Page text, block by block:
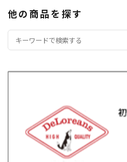
他の商品を探す